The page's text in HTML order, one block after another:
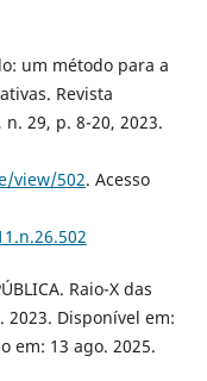
um método para a
Revista
29, p. 8-20, 2023.
view/502. Acesso
Raio-X das
Disponível em:
em: 13 ago. 2025.